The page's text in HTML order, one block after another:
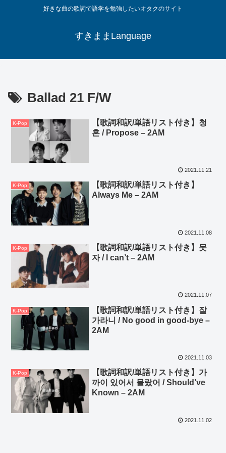
好きな曲の歌詞で語学を勉強したいオタクのサイト
すきままLanguage
Ballad 21 F/W
K-Pop
【歌詞和訳/単語リスト付き】청
혼 / Propose – 2AM
2021.11.21
K-Pop
【歌詞和訳/単語リスト付き】
Always Me – 2AM
2021.11.08
K-Pop
【歌詞和訳/単語リスト付き】못
자 / I can’t – 2AM
2021.11.07
K-Pop
【歌詞和訳/単語リスト付き】잘
가라니 / No good in good-bye –
2AM
2021.11.03
K-Pop
【歌詞和訳/単語リスト付き】가
까이 있어서 몰랐어 / Should’ve
Known – 2AM
2021.11.02